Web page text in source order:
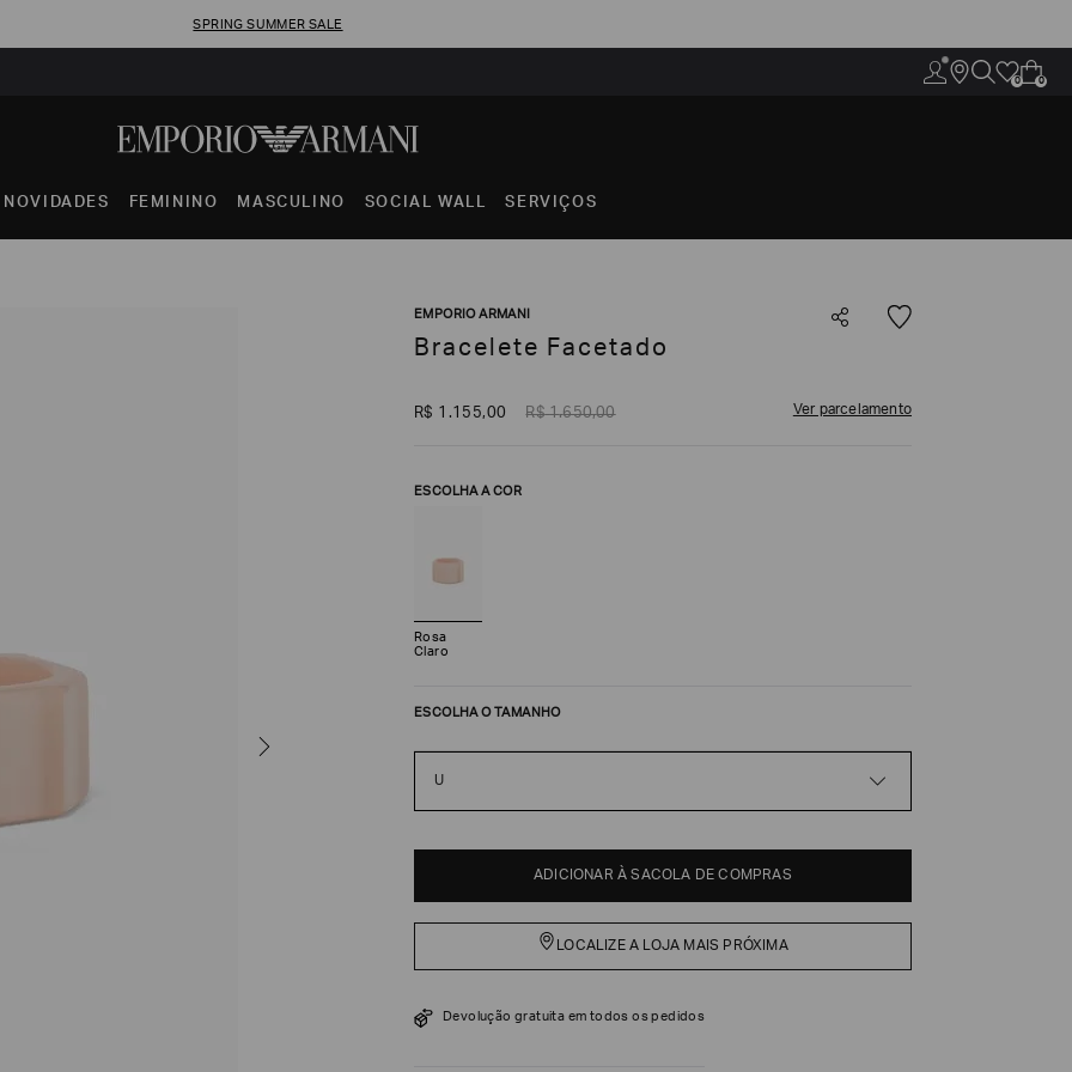
SPRING SUMMER SALE
0 0
NOVIDADES FEMININO MASCULINO SOCIAL WALL SERVIÇOS
EMPORIO ARMANI
Bracelete Facetado
R$ 1 .155,00 R$ 1.650,00 Ver parcelamento
ESCOLHA A COR
Rosa
Claro
ESCOLHA O TAMANHO
U
ADICIONAR À SACOLA DE COMPRAS
LOCALIZE A LOJA MAIS PRÓXIMA
Devolução gratuita em todos os pedidos